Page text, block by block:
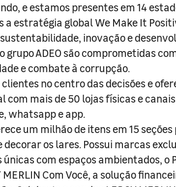
e estamos presentes em 14
a estratégia global We Make It
inovação e
grupo ADEO são comprometidas
e combate à corrupção.
no centro das decisões e
mais de 50 lojas físicas e
whatsapp e app.
um milhão de itens em 15
os lares. Possui marcas
com espaços ambientados, o
Com Você, a solução